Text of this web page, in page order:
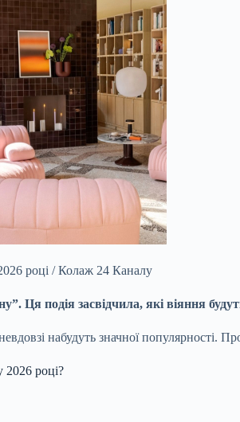
році / Колаж 24 Каналу
Ця подія засвідчила, які віяння
набудуть значної популярності.
2026 році?